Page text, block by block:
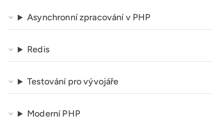
Asynchronní zpracování v PHP
Redis
Testování pro vývojáře
Moderní PHP